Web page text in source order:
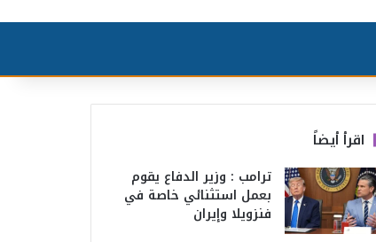
اقرأ أيضاً
ترامب : وزير الدفاع يقوم
بعمل استثنائي خاصة في
فنزويلا وإيران